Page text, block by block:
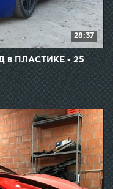
28:37
в ПЛАСТИКЕ - 25